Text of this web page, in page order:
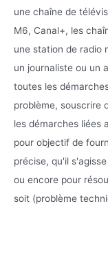
une chaîne de
M6, Canal+, les
une station de radio
un journaliste ou un
toutes les
problème, souscrire
les démarches liées
pour objectif de
précise, qu'il
ou encore pour
soit (problème